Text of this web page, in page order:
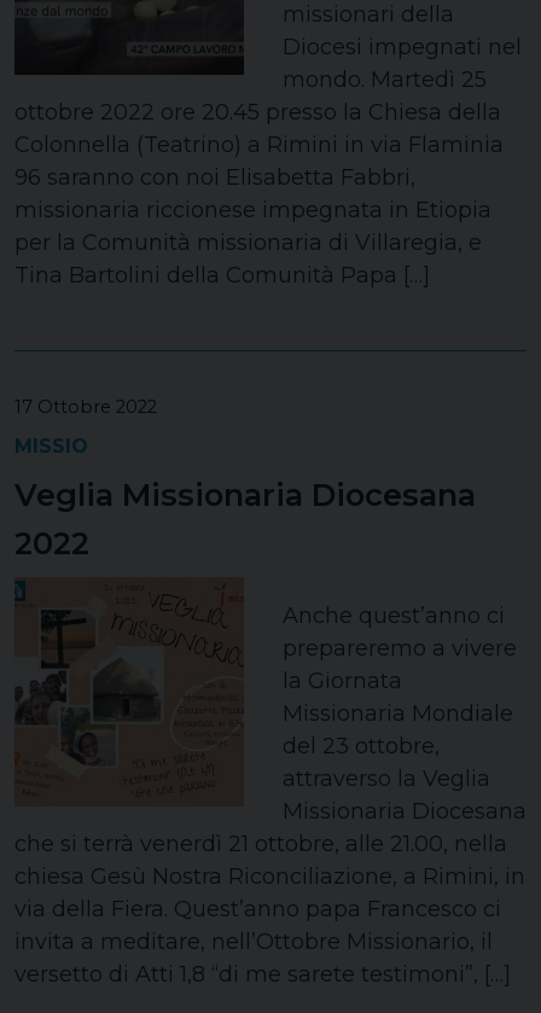
missionari della
Diocesi impegnati nel
mondo. Martedì 25
ottobre 2022 ore 20.45 presso la Chiesa della
Colonnella (Teatrino) a Rimini in via Flaminia
96 saranno con noi Elisabetta Fabbri,
missionaria riccionese impegnata in Etiopia
per la Comunità missionaria di Villaregia, e
Tina Bartolini della Comunità Papa […]
17 Ottobre 2022
MISSIO
Veglia Missionaria Diocesana
2022
Anche quest’anno ci
prepareremo a vivere
la Giornata
Missionaria Mondiale
del 23 ottobre,
attraverso la Veglia
Missionaria Diocesana
che si terrà venerdì 21 ottobre, alle 21.00, nella
chiesa Gesù Nostra Riconciliazione, a Rimini, in
via della Fiera. Quest’anno papa Francesco ci
invita a meditare, nell’Ottobre Missionario, il
versetto di Atti 1,8 “di me sarete testimoni”, […]